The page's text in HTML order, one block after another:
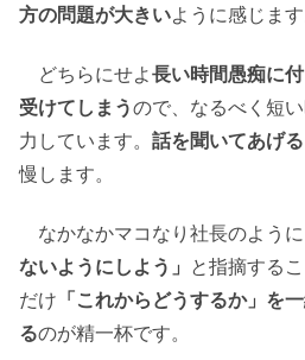
方の問題が大きいように感じます
どちらにせよ長い時間愚痴に
受けてしまうので、なるべく短
力しています。 話を聞いてあげ
慢します。
なかなかマコなり社長のように
ないようにしよう」 と指摘する
だけ 「これからどうするか」を
るのが精一杯です。